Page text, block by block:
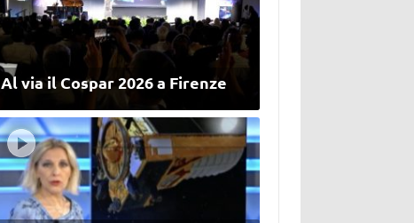
Al via il Cospar 2026 a Firenze